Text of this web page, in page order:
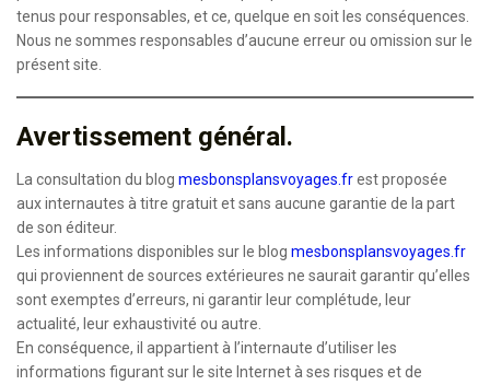
tenus pour responsables, et ce, quelque en soit les conséquences.
Nous ne sommes responsables d’aucune erreur ou omission sur le
présent site.
Avertissement général.
La consultation du blog mesbonsplansvoyages.frest proposée
aux internautes à titre gratuit et sans aucune garantie de la part
de son éditeur.
Les informations disponibles sur le blog mesbonsplansvoyages.fr
qui proviennent de sources extérieures ne saurait garantir qu’elles
sont exemptes d’erreurs, ni garantir leur complétude, leur
actualité, leur exhaustivité ou autre.
En conséquence, il appartient à l’internaute d’utiliser les
informations figurant sur le site Internet à ses risques et de